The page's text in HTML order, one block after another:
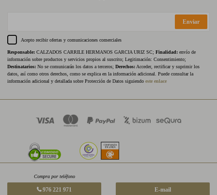
Enviar
Acepto recibir ofertas y comunicaciones comerciales
Responsable: CALZADOS CARRILE HERMANOS GARCIA URIZ SC; Finalidad: envío de
información sobre productos y servicios propios al suscrito; Legitimación: Consentimiento;
Destinatarios: No se comunicarán los datos a terceros; Derechos: Acceder, rectificar y suprimir los
datos, así como otros derechos, como se explica en la información adicional. Puede consultar la
información adicional y detallada sobre Protección de Datos siguiendo este enlace
Compra por teléfono
976 221 971 E-mail